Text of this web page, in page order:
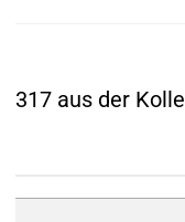
317 aus der